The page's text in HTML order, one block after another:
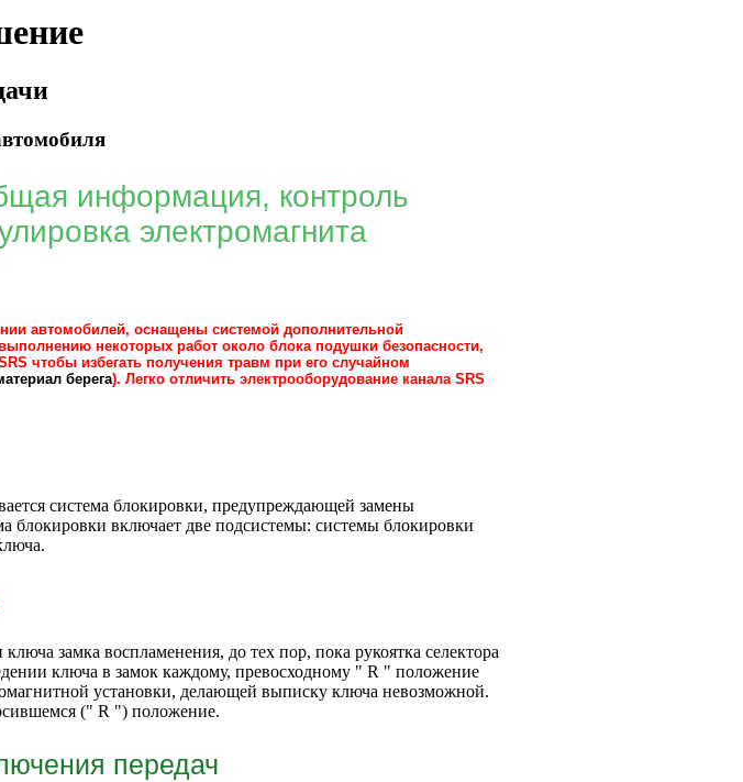
информация, контроль
электромагнита
автомобилей, оснащены системой дополнительной
некоторых работ около блока подушки безопасности,
чтобы избегать получения травм при его случайном
берега). Легко отличить электрооборудование канала SRS
система блокировки, предупреждающей замены
блокировки включает две подсистемы: системы блокировки
замка воспламенения, до тех пор, пока рукоятка селектора
ключа в замок каждому, превосходному " R " положение
установки, делающей выписку ключа невозможной.
(" R ") положение.
передач